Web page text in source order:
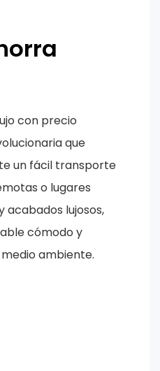
con precio
que
un fácil transporte
o lugares
lujosos,
cómodo y
ambiente.